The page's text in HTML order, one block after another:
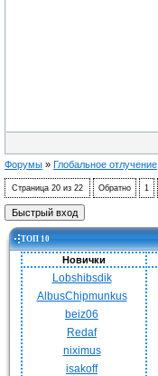
Форумы » Глобальное отлучение
Страница 20 из 22 Обратно 1
ТОП 10
Новички
Lobshibsdik
AlbusChipmunkus
beiz06
Redaf
niximus
isakoff